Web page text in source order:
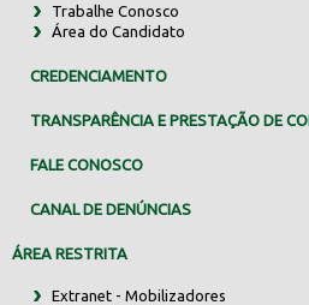
Trabalhe Conosco
Área do Candidato
CREDENCIAMENTO
TRANSPARÊNCIA E PRESTAÇÃO DE
FALE CONOSCO
CANAL DE DENÚNCIAS
ÁREA RESTRITA
Extranet - Mobilizadores